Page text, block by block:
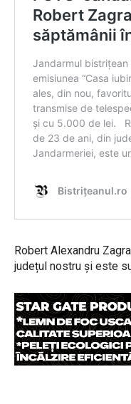
Robert Alexandru
județul nostru și este